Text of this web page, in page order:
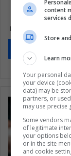
Mantente
content
services
Store
Learn
Your personal
your device
data) may be
partners, or
may use precise
Some vendors
of legitimate
your options
or in the site
and cookie